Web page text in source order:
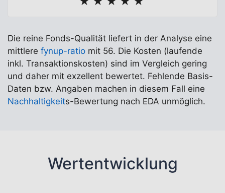
Die reine Fonds-Qualität liefert in der Analyse eine
mittlere fynup-ratio mit 56. Die Kosten (laufende
inkl. Transaktionskosten) sind im Vergleich gering
und daher mit exzellent bewertet. Fehlende Basis-
Daten bzw. Angaben machen in diesem Fall eine
Nachhaltigkeits-Bewertung nach EDA unmöglich.
Wertentwicklung